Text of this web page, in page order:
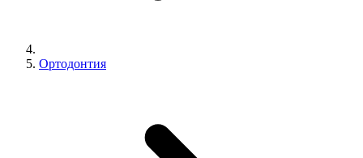
Ортодонтия